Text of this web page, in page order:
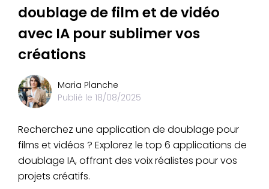
doublage de film et de vidéo
avec IA pour sublimer vos
créations
Maria Planche
Publié le 18/08/2025
Recherchez une application de doublage pour
films et vidéos ? Explorez le top 6 applications de
doublage IA, offrant des voix réalistes pour vos
projets créatifs.